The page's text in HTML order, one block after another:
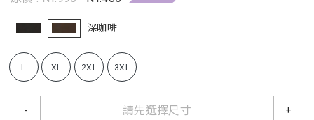
深咖啡
L XL 2XL 3XL
請先選擇尺寸
- +